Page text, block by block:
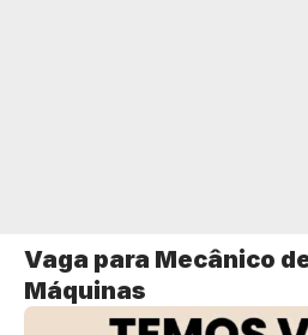
Vaga para Mecânico
Máquinas